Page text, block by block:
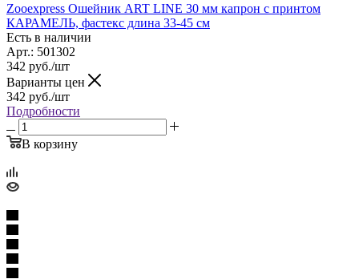
Zooexpress Ошейник ART LINE 30 мм капрон c принтом
КАРАМЕЛЬ, фастекс длина 33-45 см
Есть в наличии
Арт.: 501302
342 руб./шт
Варианты цен
342 руб./шт
Подробности
В корзину